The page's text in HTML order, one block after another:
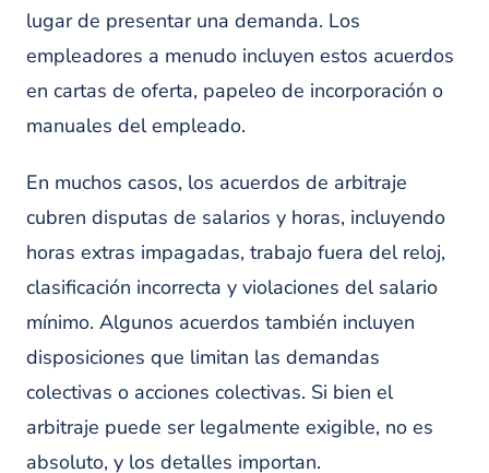
lugar de presentar una demanda. Los
empleadores a menudo incluyen estos acuerdos
en cartas de oferta, papeleo de incorporación o
manuales del empleado.
En muchos casos, los acuerdos de arbitraje
cubren disputas de salarios y horas, incluyendo
horas extras impagadas, trabajo fuera del reloj,
clasificación incorrecta y violaciones del salario
mínimo. Algunos acuerdos también incluyen
disposiciones que limitan las demandas
colectivas o acciones colectivas. Si bien el
arbitraje puede ser legalmente exigible, no es
absoluto, y los detalles importan.